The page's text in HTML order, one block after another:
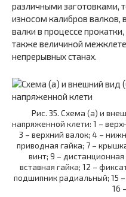
различными заготовками,
износом калибров валков,
валки в процессе
также величиной
непрерывных станах.
Рис. 35. Схема (а) и
напряженной клети: 1 –
3 – верхний валок; 4 –
приводная гайка; 7 –
винт; 9 – дистанционная
вставная гайка; 12 –
подшипник радиальный; 15
16